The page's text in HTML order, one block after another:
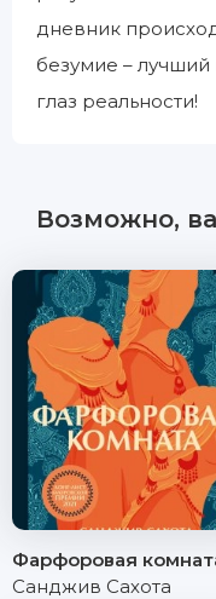
дневник
безумие – лучший
глаз реальности!
Возможно,
Фарфоровая
Санджив Сахота